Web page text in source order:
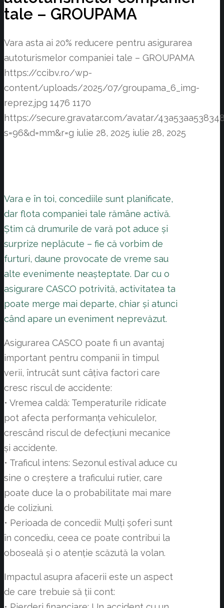
tale – GROUPAMA
Vara asta ai 20% reducere pentru asigurarea
autoturismelor companiei tale – GROUPAMA
https://ccibv.ro/wp-
content/uploads/2025/07/groupama_6_img-
reprez.jpg 1476 1170
https://secure.gravatar.com/avatar/
s=96&d=mm&r=g iulie 28, 2025 iulie 28, 2025
Vara e în toi, concediile sunt planificate,
dar flota companiei tale rămâne activă.
Știm că drumurile de vară pot aduce și
surprize neplăcute – fie că vorbim de
furturi, daune provocate de vreme sau
alte evenimente neașteptate. Dar cu o
asigurare CASCO potrivită, activitatea ta
poate merge mai departe, chiar și atunci
când apare un eveniment neprevăzut.
Asigurarea CASCO poate fi un avantaj
important pentru companii în timpul
verii, întrucât sunt câțiva factori care
cresc riscul de accidente:
• Vremea caldă: Temperaturile ridicate
pot afecta performanța vehiculelor,
crescând riscul de defecțiuni mecanice
și accidente.
• Traficul intens: Sezonul estival aduce cu
sine o creștere a traficului rutier, care
poate duce la o probabilitate mai mare
de coliziuni.
• Perioada de concedii: Mulți șoferi sunt
în concediu, ceea ce poate contribui la
oboseală și o atenție scăzută la volan.
Impactul asupra afacerii este un aspect
de care trebuie să ții cont: